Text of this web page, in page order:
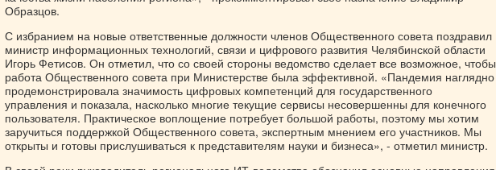
Образцов.
С избранием на новые ответственные должности членов Общественного совета поздравил
министр информационных технологий, связи и цифрового развития Челябинской области
Игорь Фетисов. Он отметил, что со своей стороны ведомство сделает все возможное, чтобы
работа Общественного совета при Министерстве была эффективной. «Пандемия наглядно
продемонстрировала значимость цифровых компетенций для государственного
управления и показала, насколько многие текущие сервисы несовершенны для конечного
пользователя. Практическое воплощение потребует большой работы, поэтому мы хотим
заручиться поддержкой Общественного совета, экспертным мнением его участников. Мы
открыты и готовы прислушиваться к представителям науки и бизнеса», - отметил министр.